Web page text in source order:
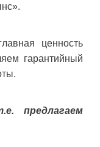
ценность
гарантийный
предлагаем